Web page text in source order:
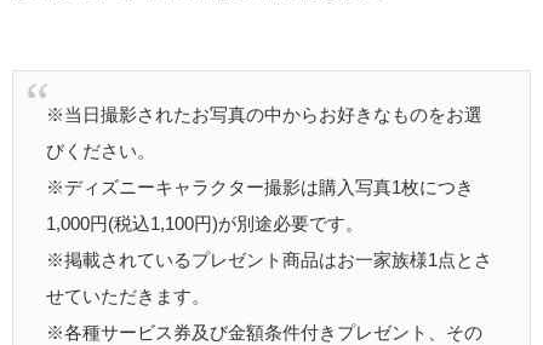
※当日撮影されたお写真の中からお好きなものをお選
びください。
※ディズニーキャラクター撮影は購入写真1枚につき
1,000円(税込1,100円)が別途必要です。
※掲載されているプレゼント商品はお一家族様1点とさ
せていただきます。
※各種サービス券及び金額条件付きプレゼント、その